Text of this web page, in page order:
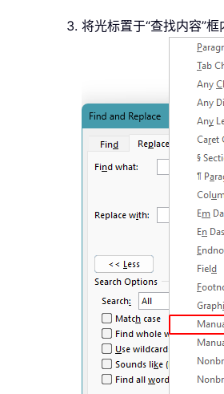
将光标置于“查找内容”框